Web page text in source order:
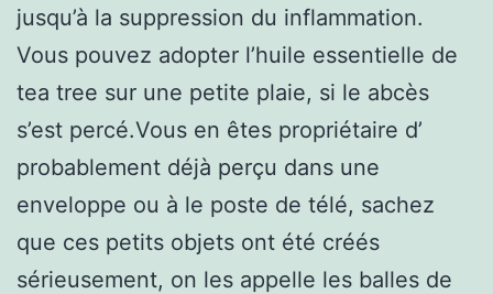
jusqu’à la suppression du inflammation.
Vous pouvez adopter l’huile essentielle de
tea tree sur une petite plaie, si le abcès
s’est percé.Vous en êtes propriétaire d’
probablement déjà perçu dans une
enveloppe ou à le poste de télé, sachez
que ces petits objets ont été créés
sérieusement, on les appelle les balles de